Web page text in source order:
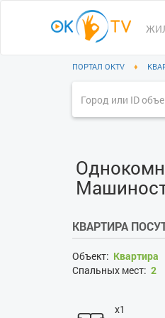
ПОРТАЛ OKTV ♦
КВАРТИРА
Объект: Квартира
Спальных мест: 2
x1